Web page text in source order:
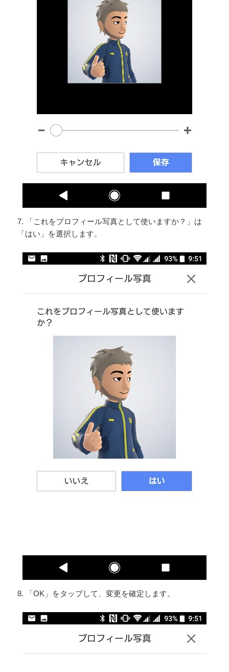
7. 「これをプロフィール写真として使いますか？」は
「はい」を選択します。
8. 「OK」をタップして、変更を確定します。